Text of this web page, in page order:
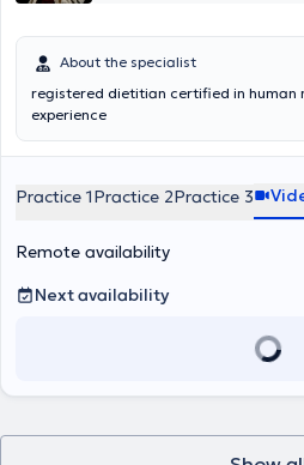
About the specialist
registered dietitian certified in human
experience
Practice 1Practice 2Practice 3
Remote availability
Next availability